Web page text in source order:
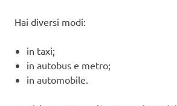
Hai diversi modi:
in taxi;
in autobus e metro;
in automobile.